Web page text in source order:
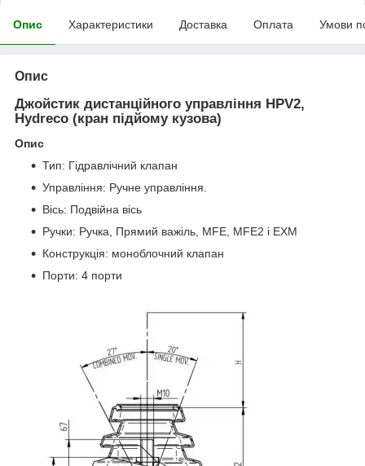
Опис Характеристики Доставка Оплата Умови
Опис
Джойстик дистанційного управління HPV2,
Hydreco (кран підйому кузова)
Опис
Тип: Гідравлічний клапан
Управління: Ручне управління.
Вісь: Подвійна вісь
Ручки: Ручка, Прямий важіль, MFE, MFE2 і EXM
Конструкція: моноблочний клапан
Порти: 4 порти